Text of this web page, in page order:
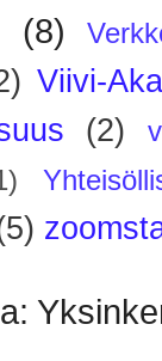
(8)
Viivi-
(2)